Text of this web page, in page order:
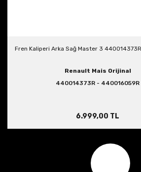
Fren Kaliperi Arka Sağ Master 3
Renault Mais Orijinal
440014373R - 440016059R
6.999,00 TL